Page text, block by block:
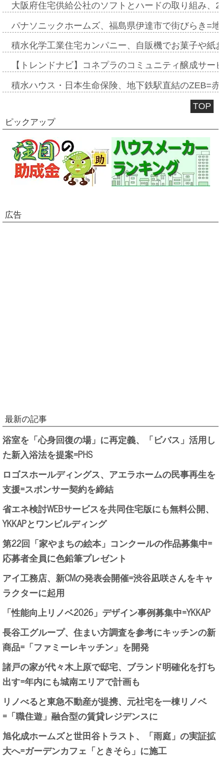
大阪府住宅供給公社のソフトとハードの取り組み
パナソニックホームズ、福島県伊達市で街びらき=
積水化学工業住宅カンパニー、自販機でお菓子や
【トレンドナビ】コネプラのコミュニティ醸成サ
積水ハウス・日本生命保険、地下鉄駅直結のZEB=
TOP
ピックアップ
広告
最新の記事
浴室を「心身回復の場」に再定義、「ビバス」活用し
た新入浴法を提案=PHS
ロゴスホールディングス、アエラホームの民事再生を
支援=スポンサー契約を締結
省エネ検討WEBサービスを共同住宅版にも無料公開、
YKKAPとワンビルディング
第22回「家やまちの絵本」コンクールの作品募集中=
応募者全員に色鉛筆プレゼント
アイ工務店、新CMの発表会開催=渋谷凪咲さんをキャ
ラクターに起用
「性能向上リノベ2026」デザイン事例募集中=YKKAP
長谷工グループ、住まい方調査を参考にキッチンの新
商品=「ファミーレキッチン」を開発
諸戸の家が代々木上原で邸宅、ブランド明確化を打ち
出す=年内にも城南エリアで計画も
リノべると東急不動産が提携、元社宅を一棟リノベ
=「職住遊」融合型の賃貸レジデンスに
旭化成ホームズと世田谷トラスト、「雨庭」の実証拡
大へ=ガーデンカフェ「ときそら」に施工